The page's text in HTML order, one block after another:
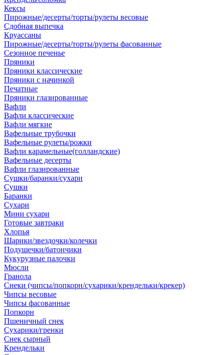
Кексы
Пирожные/десерты/торты/рулеты весовые
Сдобная выпечка
Круассаны
Пирожные/десерты/торты/рулеты фасованные
Сезонное печенье
Пряники
Пряники классические
Пряники с начинкой
Печатные
Пряники глазированные
Вафли
Вафли классические
Вафли мягкие
Вафельные трубочки
Вафельные рулеты/рожки
Вафли карамельные(голландские)
Вафельные десерты
Вафли глазированные
Сушки/баранки/сухари
Сушки
Баранки
Сухари
Мини сухари
Готовые завтраки
Хлопья
Шарики/звездочки/колечки
Подушечки/батончики
Кукурузные палочки
Мюсли
Гранола
Снеки (чипсы/попкорн/сухарики/крендельки/крекер)
Чипсы весовые
Чипсы фасованные
Попкорн
Пшеничный снек
Сухарики/гренки
Снек сырный
Крендельки